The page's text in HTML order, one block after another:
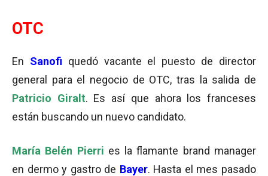
OTC
En Sanofi quedó vacante el puesto de director
general para el negocio de OTC, tras la salida de
Patricio Giralt. Es así que ahora los franceses
están buscando un nuevo candidato.
María Belén Pierri es la flamante brand manager
en dermo y gastro de Bayer. Hasta el mes pasado